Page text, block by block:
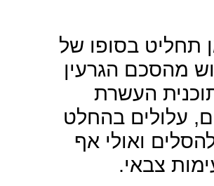
תחליט בסופו של
מהסכם הגרעין
העשרת
עלולים בהחלט
ואולי אף
צבאי.